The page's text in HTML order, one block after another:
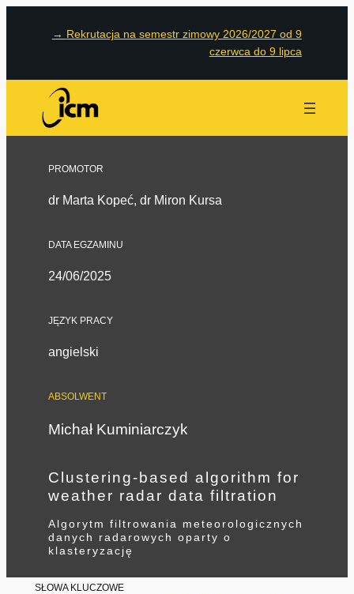
→ Rekrutacja na semestr zimowy 2026/2027 od 9
czerwca do 9 lipca
PROMOTOR
dr Marta Kopeć, dr Miron Kursa
DATA EGZAMINU
24/06/2025
JĘZYK PRACY
angielski
ABSOLWENT
Michał Kuminiarczyk
Clustering-based algorithm for
weather radar data filtration
Algorytm filtrowania meteorologicznych
danych radarowych oparty o
klasteryzację
SŁOWA KLUCZOWE